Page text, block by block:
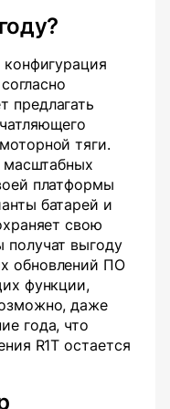
предлагать
тяги.
масштабных
платформы
батарей и
свою
выгоду
обновлений ПО
функции,
даже
года, что
R1T остается